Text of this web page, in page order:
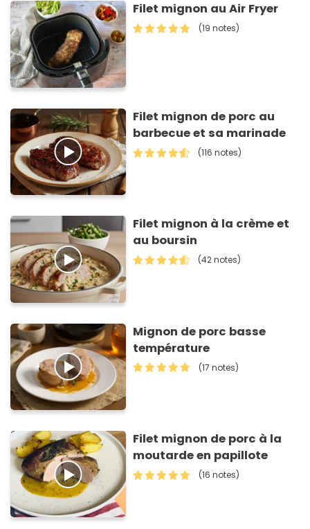
Filet mignon au Air Fryer
(19 notes)
Filet mignon de porc au
barbecue et sa marinade
(116 notes)
Filet mignon à la crème et
au boursin
(42 notes)
Mignon de porc basse
température
(17 notes)
Filet mignon de porc à la
moutarde en papillote
(16 notes)